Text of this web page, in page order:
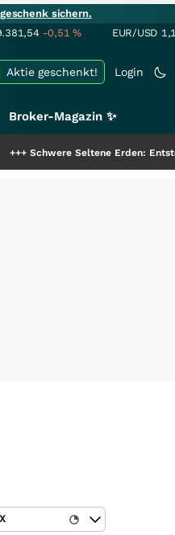
sichern.
-0,51% EUR/USD
Login
Aktie geschenkt!
Broker-Magazin ✨
Seltene Erden: Entsteht hier die